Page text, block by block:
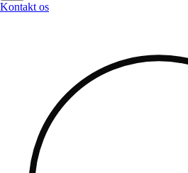
Kontakt os